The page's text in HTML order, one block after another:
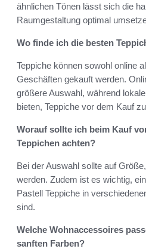
ähnlichen Tönen lässt sich die
Raumgestaltung optimal
Wo finde ich die besten
Teppiche können sowohl online
Geschäften gekauft werden.
größere Auswahl, während
bieten, Teppiche vor dem Kauf
Worauf sollte ich beim Kauf
Teppichen achten?
Bei der Auswahl sollte auf
werden. Zudem ist es wichtig,
Pastell Teppiche in
sind.
Welche Wohnaccessoires
sanften Farben?